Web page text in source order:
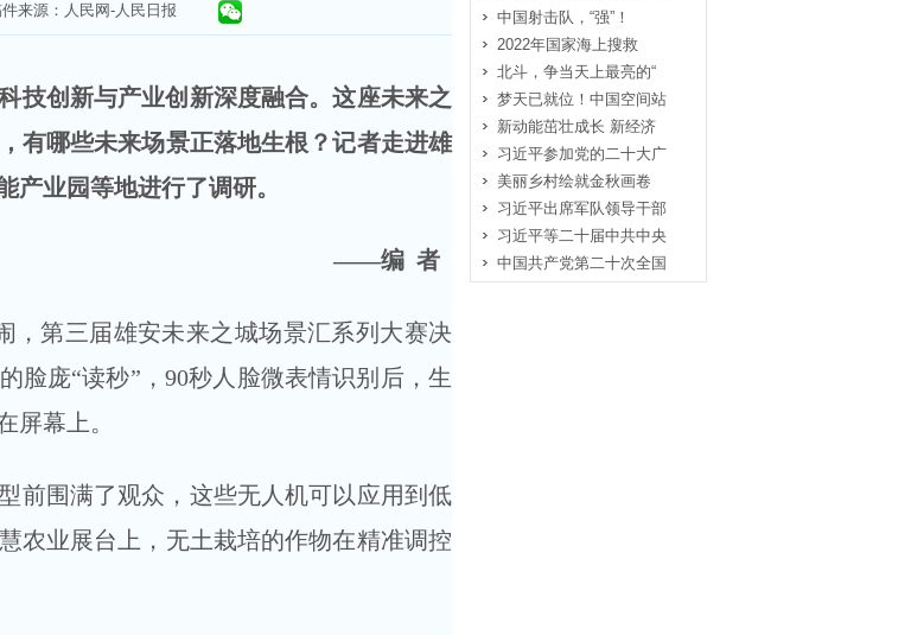
源：人民网-人民日报
技创新与产业创新深度融合。这座未来之
有哪些未来场景正落地生根？记者走进雄
业园等地进行了调研。
——编 者
，第三届雄安未来之城场景汇系列大赛决
脸庞“读秒”，90秒人脸微表情识别后，生
屏幕上。
前围满了观众，这些无人机可以应用到低
农业展台上，无土栽培的作物在精准调控
中国射击队，“强”！
2022年国家海上搜救
北斗，争当天上最亮的“
梦天已就位！中国空间站
新动能茁壮成长 新经济
习近平参加党的二十大广
美丽乡村绘就金秋画卷
习近平出席军队领导干部
习近平等二十届中共中央
中国共产党第二十次全国